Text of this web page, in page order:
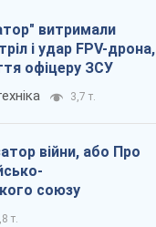
витримали
і удар FPV-дрона,
офіцеру ЗСУ
3,7 т.
війни, або Про
союзу
т.